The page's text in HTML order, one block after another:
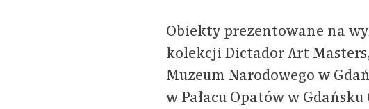
Obiekty prezentowane na
kolekcji Dictador Art
Muzeum Narodowego w
w Pałacu Opatów w